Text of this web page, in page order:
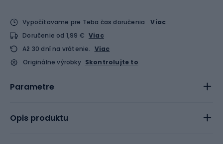
Vypočítavame pre Teba čas doručenia
Viac
Doručenie od 1,99 € Viac
Až 30 dní na vrátenie. Viac
Originálne výrobky Skontrolujte to
Parametre
Opis produktu